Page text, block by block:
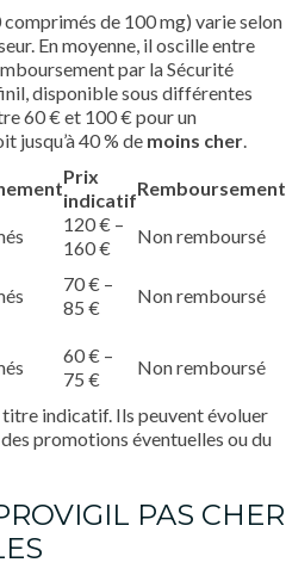
de 100 mg) varie selon
En moyenne, il oscille entre
par la Sécurité
disponible sous différentes
60 € et 100 € pour un
jusqu’à 40 % de moins cher.
Prix
indicatif
Remboursement
120 € –
160 €
Non remboursé
70 € –
85 €
Non remboursé
60 € –
75 €
Non remboursé
indicatif. Ils peuvent évoluer
des promotions éventuelles ou du
PAS CHER